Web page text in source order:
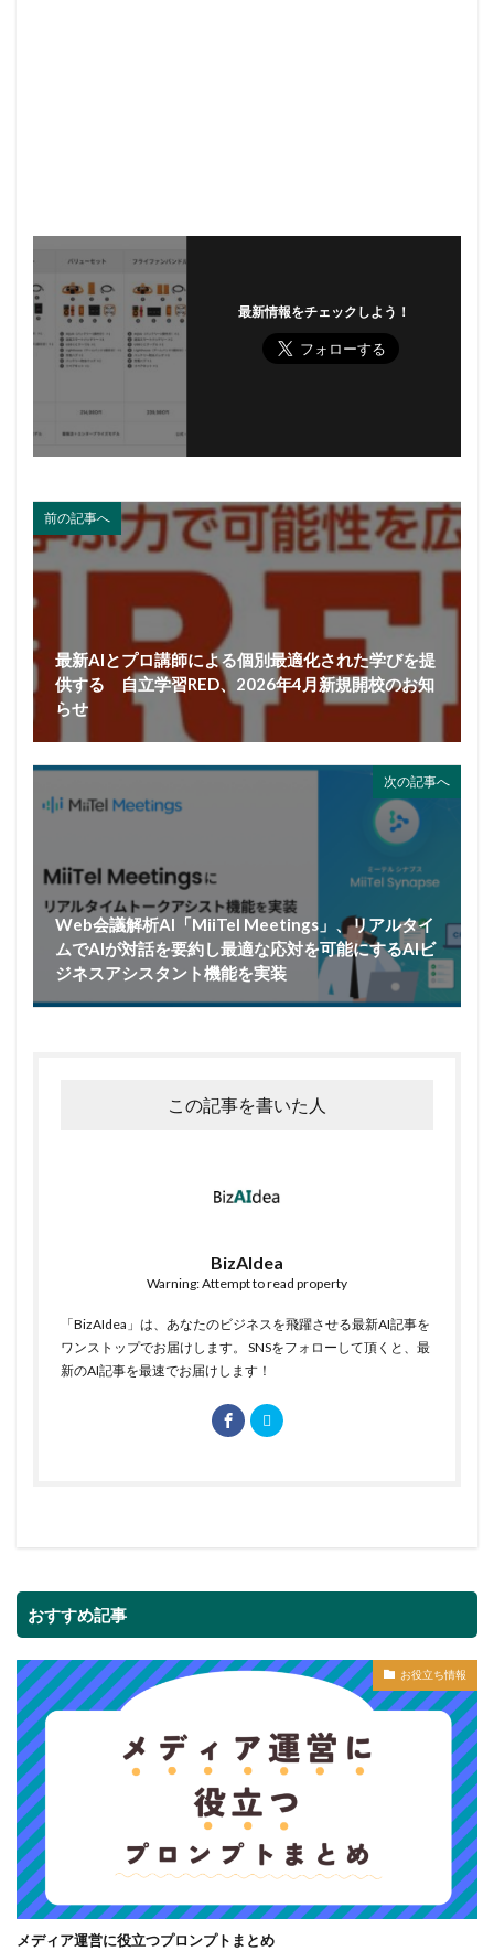
最新情報をチェックしよう！
前の記事へ
最新AIとプロ講師による個別最適化された学びを提
供する 自立学習RED、2026年4月新規開校のお知
らせ
次の記事へ
Web会議解析AI「MiiTel Meetings」、リアルタイ
ムでAIが対話を要約し最適な応対を可能にするAIビ
ジネスアシスタント機能を実装
この記事を書いた人
BizAIdea
Warning: Attempt to read property
「BizAIdea」は、あなたのビジネスを飛躍させる最新AI記事を
ワンストップでお届けします。 SNSをフォローして頂くと、最
新のAI記事を最速でお届けします！
おすすめ記事
お役立ち情報
メディア運営に役立つプロンプトまとめ